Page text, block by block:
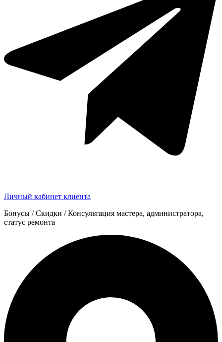
Личный кабинет клиента
Бонусы / Скидки / Консультация мастера, администратора,
статус ремонта